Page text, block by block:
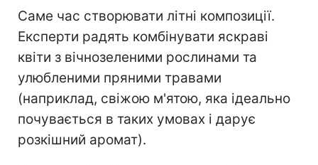
Саме час створювати літні композиції.
Експерти радять комбінувати яскраві
квіти з вічнозеленими рослинами та
улюбленими пряними травами
(наприклад, свіжою м'ятою, яка ідеально
почувається в таких умовах і дарує
розкішний аромат).